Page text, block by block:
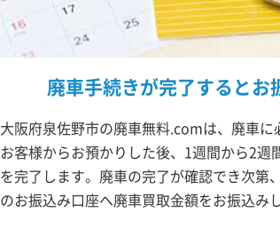
廃車手続きが完了するとお
大阪府泉佐野市の廃車無料.comは、廃車に
お客様からお預かりした後、1週間から2週
を完了します。廃車の完了が確認でき次第
のお振込み口座へ廃車買取金額をお振込み